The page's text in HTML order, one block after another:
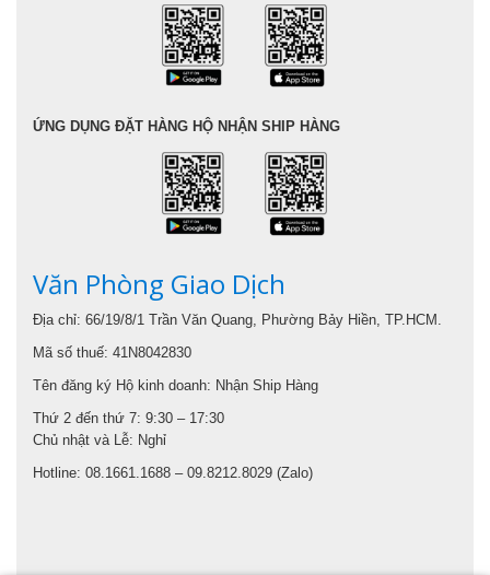
ỨNG DỤNG ĐẶT HÀNG HỘ NHẬN SHIP HÀNG
Văn Phòng Giao Dịch
Địa chỉ: 66/19/8/1 Trần Văn Quang, Phường Bảy Hiền, TP.HCM.
Mã số thuế: 41N8042830
Tên đăng ký Hộ kinh doanh: Nhận Ship Hàng
Thứ 2 đến thứ 7: 9:30 – 17:30
Chủ nhật và Lễ: Nghỉ
Hotline: 08.1661.1688 – 09.8212.8029 (Zalo)